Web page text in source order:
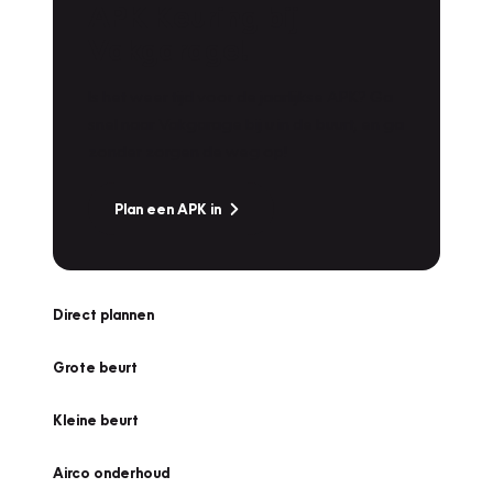
Plan een APK in
Direct plannen
Grote beurt
Kleine beurt
Airco onderhoud